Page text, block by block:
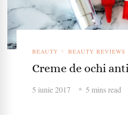
BEAUTY BEAUTY REVIEWS
Creme de ochi
5 iunie 2017 5 mins read